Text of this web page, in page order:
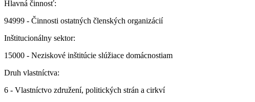
Hlavná činnosť:
94999 - Činnosti ostatných členských organizácií
Inštitucionálny sektor:
15000 - Neziskové inštitúcie slúžiace domácnostiam
Druh vlastníctva:
6 - Vlastníctvo združení, politických strán a cirkví